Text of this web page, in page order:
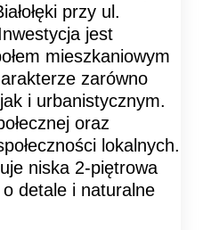
przy ul.
jest
mieszkaniowym
zarówno
i urbanistycznym.
oraz
lokalnych.
niska 2-piętrowa
o detale i naturalne